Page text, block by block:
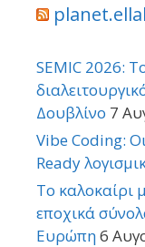
SEMIC 2026:
Δουβλίνο 7
Vibe Coding:
Ready
Το καλοκαίρι
εποχικά
Ευρώπη6